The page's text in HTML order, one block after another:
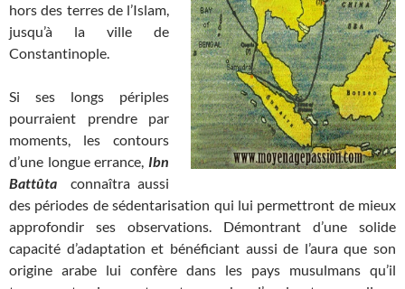
hors des terres de l’Islam,
jusqu’à la ville de
Constantinople.
Si ses longs périples
pourraient prendre par
moments, les contours
d’une longue errance, Ibn
Battûta
connaîtra aussi
des périodes de sédentarisation qui lui permettront de mieux
approfondir ses observations. Démontrant d’une solide
capacité d’adaptation et bénéficiant aussi de l’aura que son
origine arabe lui confère dans les pays musulmans qu’il